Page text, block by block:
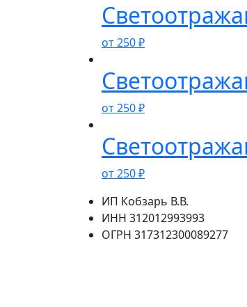
от250₽
от250₽
от250₽
ИП Кобзарь В.В.
ИНН 312012993993
ОГРН 317312300089277